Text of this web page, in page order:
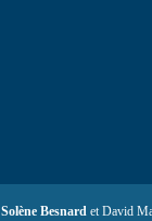
Solène Besnard et David